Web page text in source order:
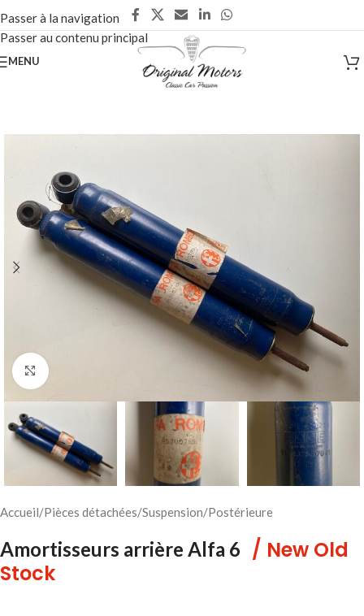
Passer à la navigation
Passer au contenu principal
MENU
Cliquez pour agrandir
Accueil/Pièces détachées/Suspension/Postérieure
Amortisseurs arrière Alfa 6 / New Old
Stock